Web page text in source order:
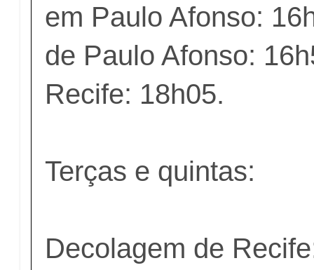
em Paulo Afonso:
de Paulo Afonso:
Recife: 18h05.
Terças e quintas:
Decolagem de